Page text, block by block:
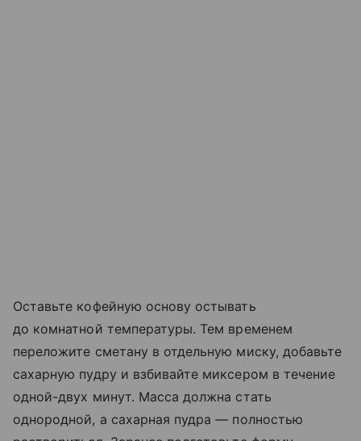
Оставьте кофейную основу остывать
до комнатной температуры. Тем временем
переложите сметану в отдельную миску, добавьте
сахарную пудру и взбивайте миксером в течение
одной-двух минут. Масса должна стать
однородной, а сахарная пудра — полностью